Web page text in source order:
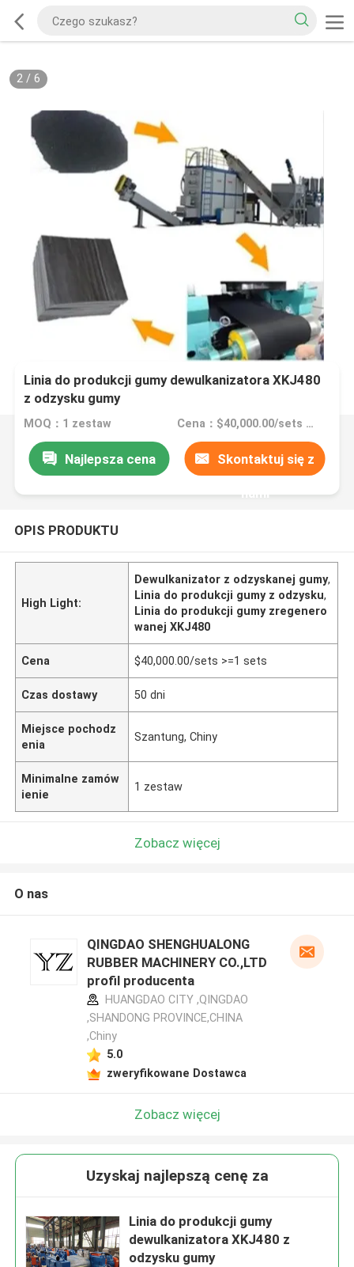
2/ 6
Linia do produkcji gumy dewulkanizatora XKJ480
z odzysku gumy
MOQ：1 zestaw Cena：$40,000.00/sets >=1 sets
Najlepsza cena Skontaktuj się z
nami
OPIS PRODUKTU
High Light:
Dewulkanizator z odzyskanej gumy,
Linia do produkcji gumy z odzysku,
Linia do produkcji gumy zregenero
wanej XKJ480
Cena $40,000.00/sets >=1 sets
Czas dostawy 50 dni
Miejsce pochodz
enia
Szantung, Chiny
Minimalne zamów
ienie
1 zestaw
Zobacz więcej
O nas
QINGDAO SHENGHUALONG
RUBBER MACHINERY CO.,LTD
profil producenta
HUANGDAO CITY ,QINGDAO
,SHANDONG PROVINCE,CHINA
,Chiny
5.0
zweryfikowane Dostawca
Zobacz więcej
Uzyskaj najlepszą cenę za
Linia do produkcji gumy
dewulkanizatora XKJ480 z
odzysku gumy